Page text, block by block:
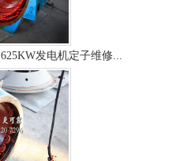
625KW发电机定子维修...